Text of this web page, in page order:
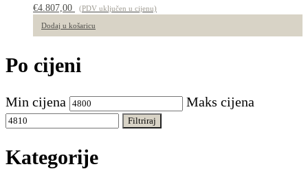
€4.807,00 (PDV uključen u cijenu)
Dodaj u košaricu
Po cijeni
Min cijena Maks cijena
Filtriraj
Kategorije